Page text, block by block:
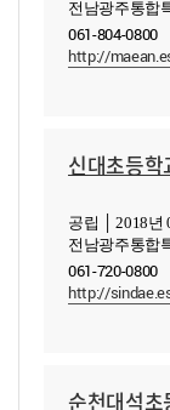
전남광주통합
061-804-0800
http://
신대초등학
공립 │ 2018년
전남광주통합
061-720-0800
http://
순천대석초